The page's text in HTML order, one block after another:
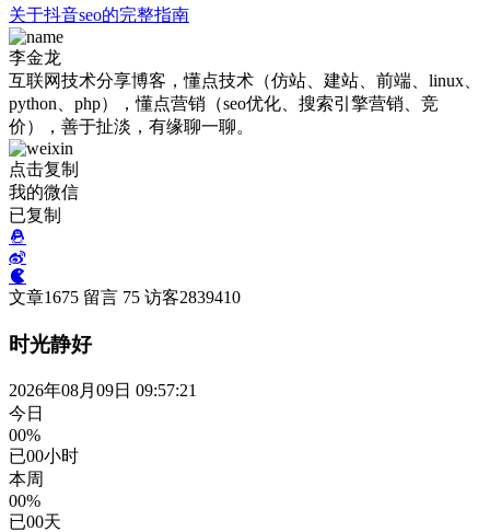
关于抖音seo的完整指南
李金龙
互联网技术分享博客，懂点技术（仿站、建站、前端、linux、
python、php），懂点营销（seo优化、搜索引擎营销、竞
价），善于扯淡，有缘聊一聊。
点击复制
我的微信
已复制
文章1675 留言 75 访客2839410
时光静好
2026年08月09日 09:57:22
今日
00%
已00小时
本周
00%
已00天